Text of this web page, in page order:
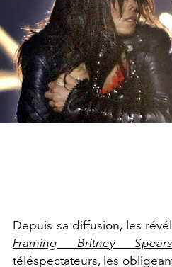
Depuis sa diffusion, les
Framing Britney Spears
téléspectateurs, les